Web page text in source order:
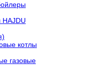
котлы
газовые